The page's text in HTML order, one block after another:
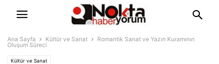
Ana Sayfa Kültür ve Sanat
Romantik Sanat ve Yazın Kuramının
Oluşum Süreci
Kültür ve Sanat